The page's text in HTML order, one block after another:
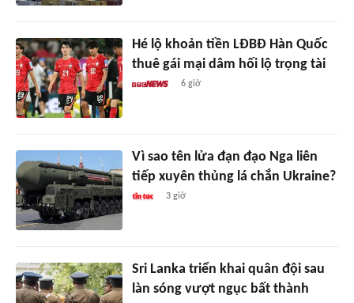
Hé lộ khoản tiền LĐBĐ Hàn Quốc
thuê gái mại dâm hối lộ trọng tài
6 giờ
Vì sao tên lửa đạn đạo Nga liên
tiếp xuyên thủng lá chắn Ukraine?
3 giờ
Sri Lanka triển khai quân đội sau
làn sóng vượt ngục bất thành